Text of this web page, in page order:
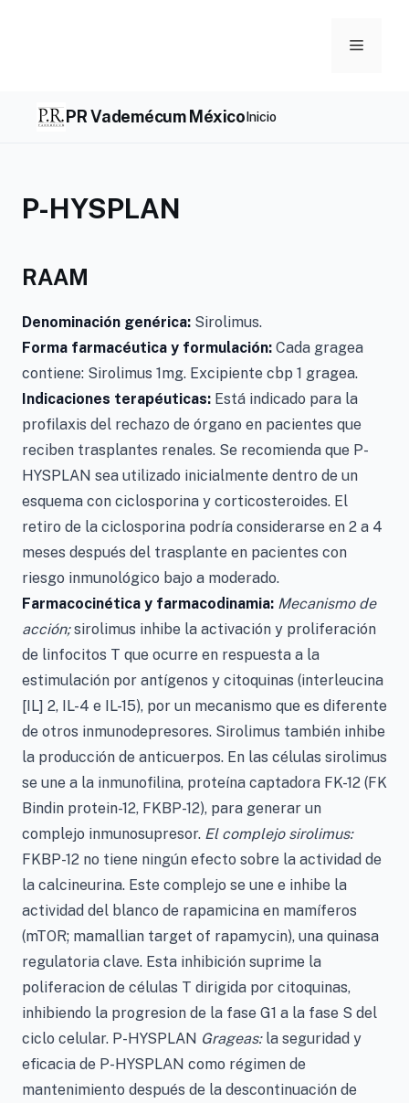
Menu
PR Vademécum MéxicoInicio
P-HYSPLAN
RAAM
Denominación genérica: Sirolimus.
Forma farmacéutica y formulación: Cada gragea
contiene: Sirolimus 1mg. Excipiente cbp 1 gragea.
Indicaciones terapéuticas: Está indicado para la
profilaxis del rechazo de órgano en pacientes que
reciben trasplantes renales. Se recomienda que P-
HYSPLAN sea utilizado inicialmente dentro de un
esquema con ciclosporina y corticosteroides. El
retiro de la ciclosporina podría considerarse en 2 a 4
meses después del trasplante en pacientes con
riesgo inmunológico bajo a moderado.
Farmacocinética y farmacodinamia: Mecanismo de
acción;sirolimus inhibe la activación y proliferación
de linfocitos T que ocurre en respuesta a la
estimulación por antígenos y citoquinas (interleucina
[IL] 2, IL-4 e IL-15), por un mecanismo que es diferente
de otros inmunodepresores. Sirolimus también inhibe
la producción de anticuerpos. En las células sirolimus
se une a la inmunofilina, proteína captadora FK-12 (FK
Bindin protein-12, FKBP-12), para generar un
complejo inmunosupresor. El complejo sirolimus:
FKBP-12 no tiene ningún efecto sobre la actividad de
la calcineurina. Este complejo se une e inhibe la
actividad del blanco de rapamicina en mamíferos
(mTOR; mamallian target of rapamycin), una quinasa
regulatoria clave. Esta inhibición suprime la
poliferacion de células T dirigida por citoquinas,
inhibiendo la progresion de la fase G1 a la fase S del
ciclo celular. P-HYSPLAN Grageas:la seguridad y
eficacia de P-HYSPLAN como régimen de
mantenimiento después de la descontinuación de